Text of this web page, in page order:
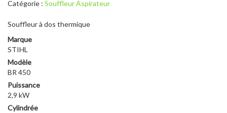
BR
Catégorie : Souffleur Aspirateur
Souffleur à dos thermique
Marque
STIHL
Modèle
BR 450
Puissance
2,9 kW
Cylindrée